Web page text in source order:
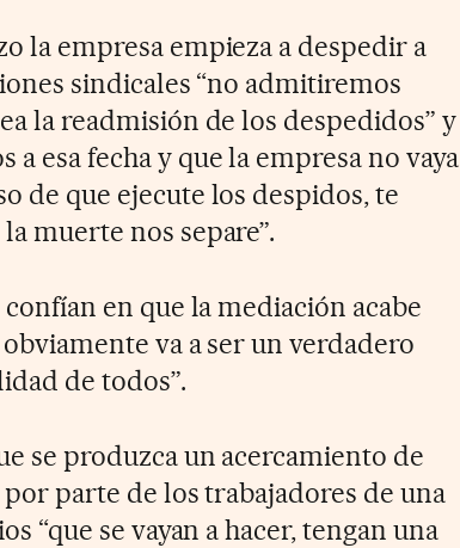
la empresa empieza a despedir a
sindicales “no admitiremos
la readmisión de los despedidos” y
a esa fecha y que la empresa no vaya
de que ejecute los despidos, te
muerte nos separe”.
en que la mediación acabe
va a ser un verdadero
de todos”.
se produzca un acercamiento de
parte de los trabajadores de una
“que se vayan a hacer, tengan una